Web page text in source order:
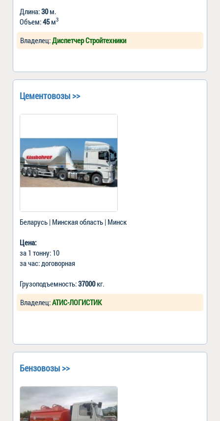
Длина:30м.
Объем:45м3
Владелец:Диспетчер Стройтехники
Цементовозы >>
Беларусь | Минская область | Минск
Цена:
за 1 тонну: 10
за час: договорная
Грузоподъемность:37000кг.
Владелец:АТИС-ЛОГИСТИК
Бензовозы >>